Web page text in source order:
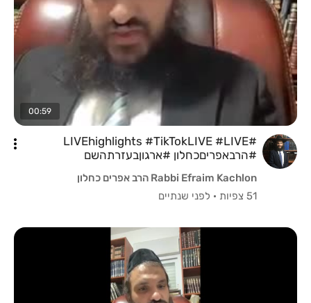
00:59
#LIVEhighlights #TikTokLIVE #LIVE
#הרבאפריםכחלון #ארגוןבעזרתהשם
Rabbi Efraim Kachlon הרב אפרים כחלון
51 צפיות
· לפני שנתיים